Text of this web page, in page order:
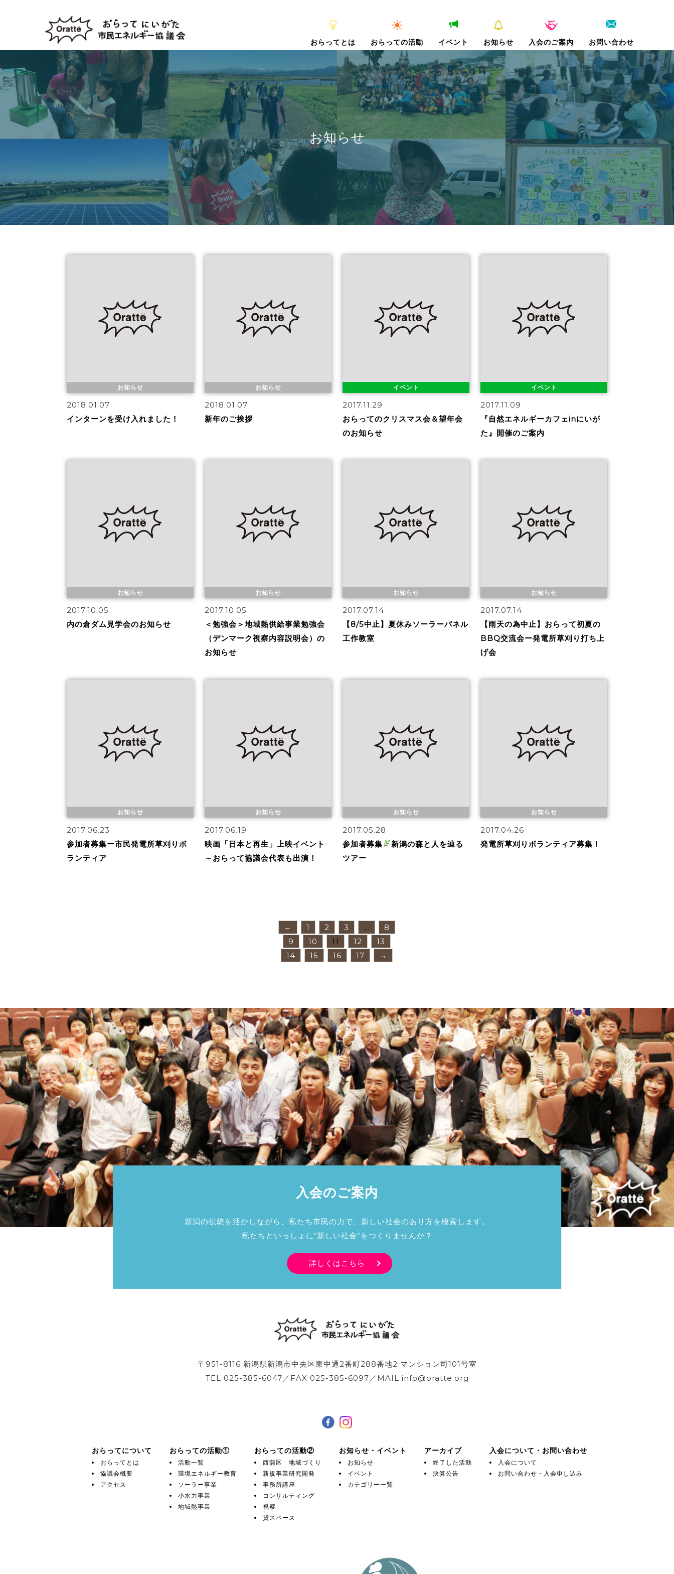
おらってとは おらっての活動 イベント お知らせ 入会のご案内 お問い合わせ
お知らせ
お知らせ
2018.01.07
インターンを受け入れました！
お知らせ
2018.01.07
新年のご挨拶
イベント
2017.11.29
おらってのクリスマス会＆望年会
のお知らせ
イベント
2017.11.09
『自然エネルギーカフェinにいが
た』開催のご案内
お知らせ
2017.10.05
内の倉ダム見学会のお知らせ
お知らせ
2017.10.05
＜勉強会＞地域熱供給事業勉強会
（デンマーク視察内容説明会）の
お知らせ
お知らせ
2017.07.14
【8/5中止】夏休みソーラーパネル
工作教室
お知らせ
2017.07.14
【雨天の為中止】おらって初夏の
BBQ交流会ー発電所草刈り打ち上
げ会
お知らせ
2017.06.23
参加者募集ー市民発電所草刈りボ
ランティア
お知らせ
2017.06.19
映画「日本と再生」上映イベント
～おらって協議会代表も出演！
お知らせ
2017.05.28
参加者募集
新潟の森と人を辿る
ツアー
お知らせ
2017.04.26
発電所草刈りボランティア募集！
← 1 2 3 …
8
9
10 11 12
13
14
15 16 17 →
入会のご案内
新潟の伝統を活かしながら、私たち市民の力で、新しい社会のあり方を模索します。
私たちといっしょに“新しい社会”をつくりませんか？
詳しくはこちら
〒951-8116 新潟県新潟市中央区東中通2番町288番地2 マンション司101号室
TEL 025-385-6047／FAX 025-385-6097／MAIL info@oratte.org
おらってについて
おらってとは
協議会概要
アクセス
おらっての活動①
活動一覧
環境エネルギー教育
ソーラー事業
小水力事業
地域熱事業
おらっての活動②
西蒲区 地域づくり
新規事業研究開発
事務所講座
コンサルティング
視察
貸スペース
お知らせ・イベント
お知らせ
イベント
カテゴリー一覧
アーカイブ
終了した活動
決算公告
入会について・お問い合わせ
入会について
お問い合わせ・入会申し込み